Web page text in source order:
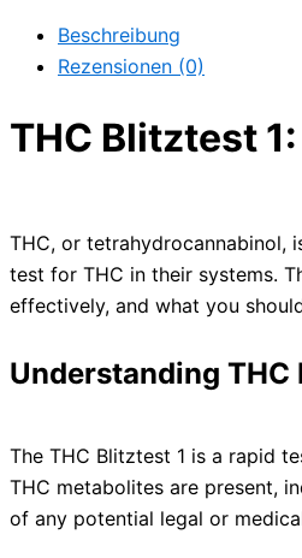
Beschreibung
Rezensionen (0)
THC Blitztest
THC, or tetrahydrocannabinol,
test for THC in their systems.
effectively, and what you
Understanding THC
The THC Blitztest 1 is a rapid
THC metabolites are present,
of any potential legal or